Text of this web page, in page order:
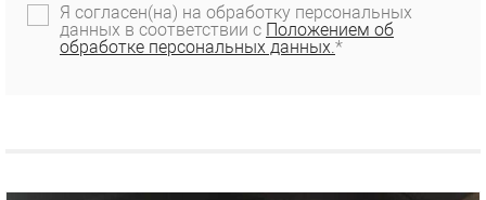
Я согласен(на) на обработку персональных
данных в соответствии с Положением об
обработке персональных данных.*